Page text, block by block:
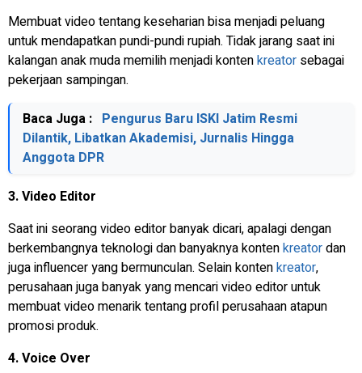
Membuat video tentang keseharian bisa menjadi peluang
untuk mendapatkan pundi-pundi rupiah. Tidak jarang saat ini
kalangan anak muda memilih menjadi kontenkreator sebagai
pekerjaan sampingan.
Baca Juga : Pengurus Baru ISKI Jatim Resmi
Dilantik, Libatkan Akademisi, Jurnalis Hingga
Anggota DPR
3. Video Editor
Saat ini seorang video editor banyak dicari, apalagi dengan
berkembangnya teknologi dan banyaknya kontenkreatordan
juga influencer yang bermunculan. Selain kontenkreator,
perusahaan juga banyak yang mencari video editor untuk
membuat video menarik tentang profil perusahaan atapun
promosi produk.
4. Voice Over